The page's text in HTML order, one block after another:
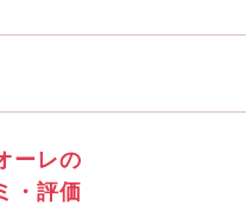
ーレの
・評価